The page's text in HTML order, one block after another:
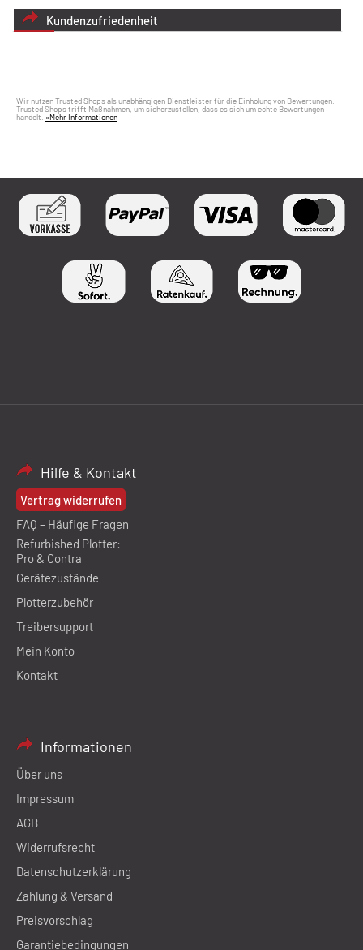
Kundenzufriedenheit
Wir nutzen Trusted Shops als unabhängigen Dienstleister für die Einholung von Bewertungen.
Trusted Shops trifft Maßnahmen, um sicherzustellen, dass es sich um echte Bewertungen
handelt. »Mehr Informationen
Hilfe & Kontakt
Vertrag widerrufen
FAQ – Häufige Fragen
Refurbished Plotter:
Pro & Contra
Gerätezustände
Plotterzubehör
Treibersupport
Mein Konto
Kontakt
Informationen
Über uns
Impressum
AGB
Widerrufsrecht
Datenschutzerklärung
Zahlung & Versand
Preisvorschlag
Garantiebedingungen